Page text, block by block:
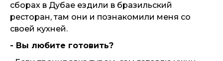
сборах в Дубае ездили в бразильский
ресторан, там они и познакомили меня со
своей кухней.
- Вы любите готовить?